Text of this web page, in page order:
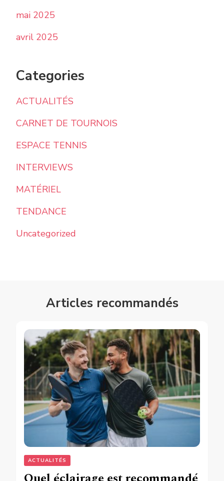
mai 2025
avril 2025
Categories
ACTUALITÉS
CARNET DE TOURNOIS
ESPACE TENNIS
INTERVIEWS
MATÉRIEL
TENDANCE
Uncategorized
Articles recommandés
ACTUALITÉS